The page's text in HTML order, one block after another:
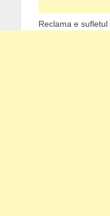
Reclama e